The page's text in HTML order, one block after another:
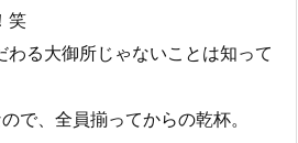
笑
わる大御所じゃないことは知って
で、全員揃ってからの乾杯。